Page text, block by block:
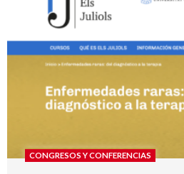
CONGRESOS Y CONFERENCIAS